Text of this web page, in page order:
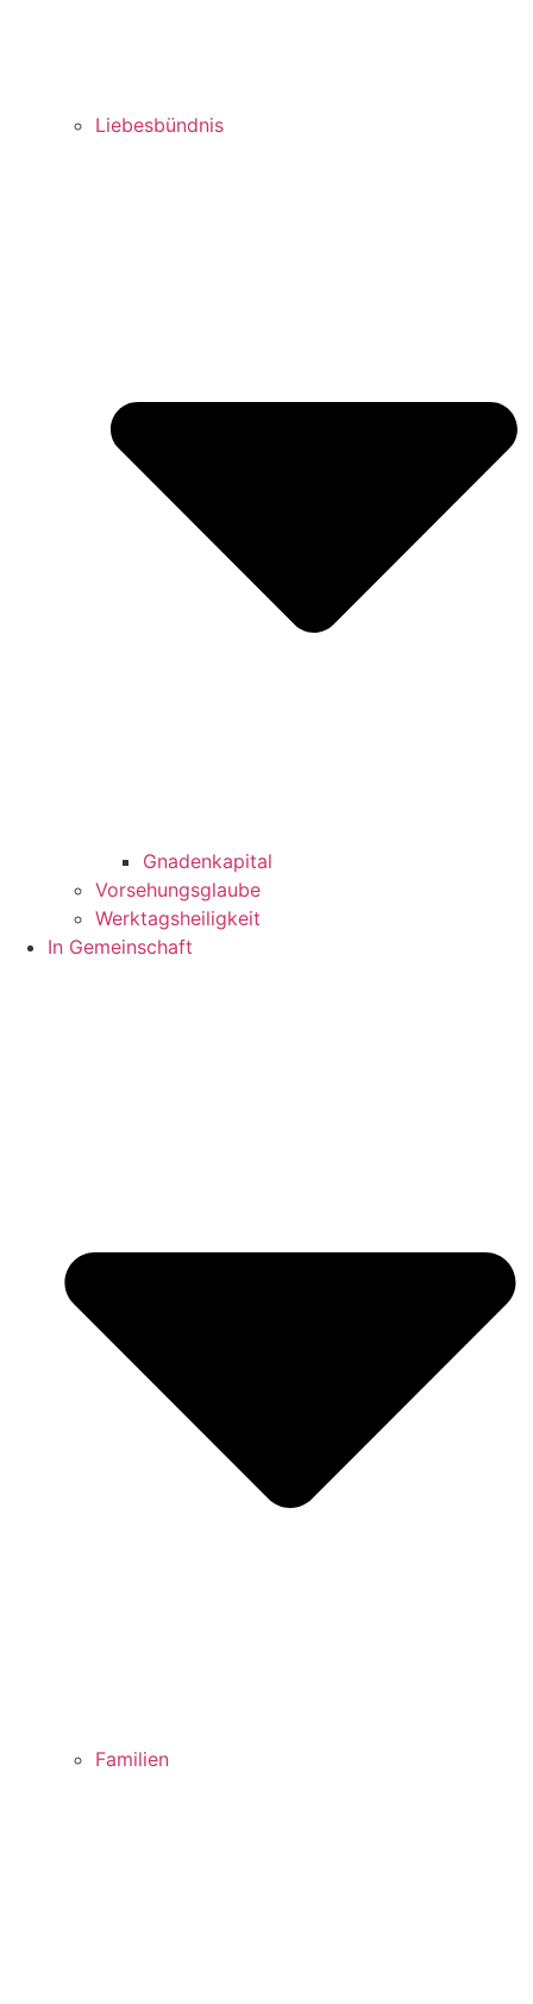
Liebesbündnis
Gnadenkapital
Vorsehungsglaube
Werktagsheiligkeit
In Gemeinschaft
Familien